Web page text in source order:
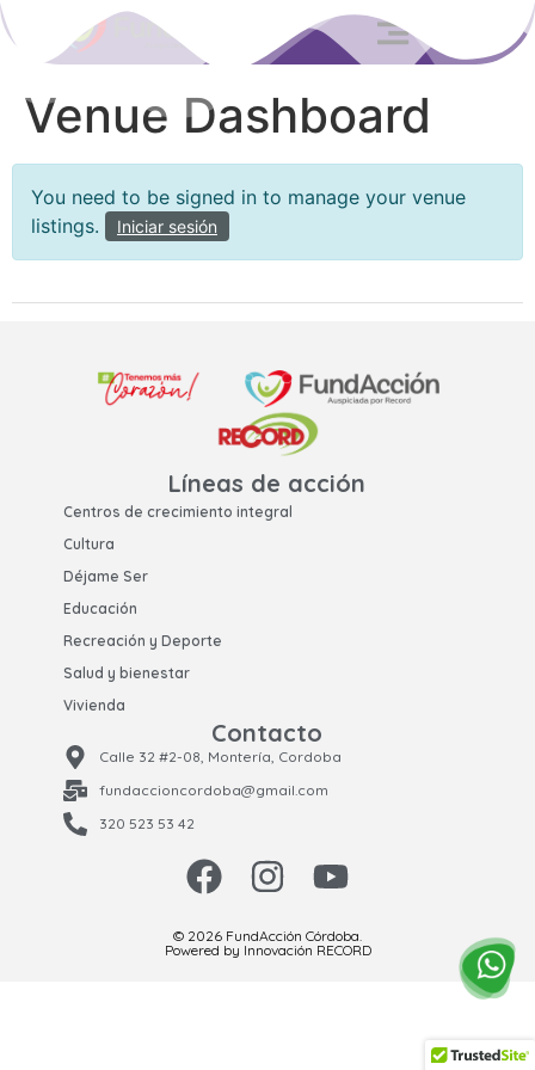
Venue Dashboard
You need to be signed in to manage your venue
listings.
Iniciar sesión
Líneas de acción
Centros de crecimiento integral
Cultura
Déjame Ser
Educación
Recreación y Deporte
Salud y bienestar
Vivienda
Contacto
Calle 32 #2-08, Montería, Cordoba
fundaccioncordoba@gmail.com
320 523 53 42
© 2026 FundAcción Córdoba.
Powered by Innovación RECORD